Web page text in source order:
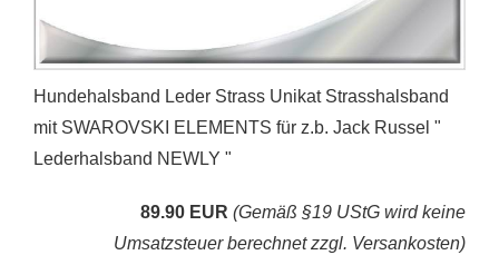
Hundehalsband Leder Strass Unikat Strasshalsband
mit SWAROVSKI ELEMENTS für z.b. Jack Russel "
Lederhalsband NEWLY "
89.90 EUR (Gemäß §19 UStG wird keine
Umsatzsteuer berechnet zzgl. Versankosten)